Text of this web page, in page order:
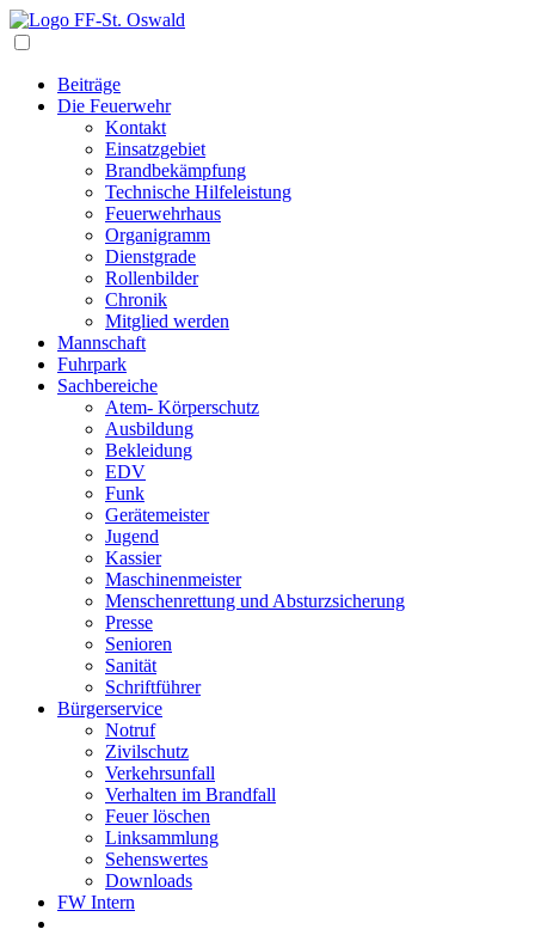
Beiträge
Die Feuerwehr
Kontakt
Einsatzgebiet
Brandbekämpfung
Technische Hilfeleistung
Feuerwehrhaus
Organigramm
Dienstgrade
Rollenbilder
Chronik
Mitglied werden
Mannschaft
Fuhrpark
Sachbereiche
Atem- Körperschutz
Ausbildung
Bekleidung
EDV
Funk
Gerätemeister
Jugend
Kassier
Maschinenmeister
Menschenrettung und Absturzsicherung
Presse
Senioren
Sanität
Schriftführer
Bürgerservice
Notruf
Zivilschutz
Verkehrsunfall
Verhalten im Brandfall
Feuer löschen
Linksammlung
Sehenswertes
Downloads
FW Intern